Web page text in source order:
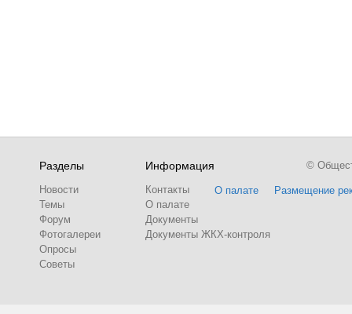
Разделы
Новости
Темы
Форум
Фотогалереи
Опросы
Советы
Информация
Контакты
О палате
Документы
Документы ЖКХ-контроля
О палате Размещение
©